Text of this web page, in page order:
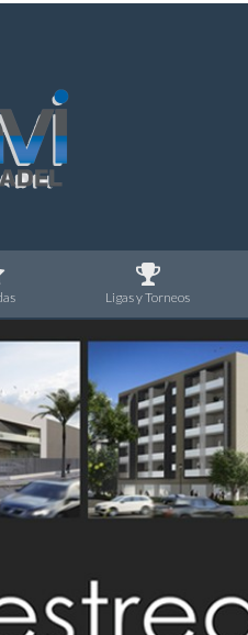
Ligas y Torneos